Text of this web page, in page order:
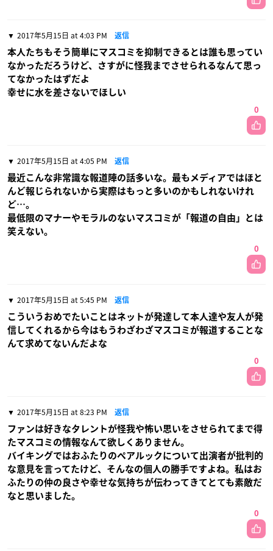
2017年5月15日 at 4:03 PM 返信
本人たちもそう簡単にマスコミを抑制できるとは誰も思ってい
なかっただろうけど、さすがに怪我までさせられるなんて思っ
てなかったはずだよ
幸せに水を差さないでほしい
0
2017年5月15日 at 4:05 PM 返信
最近こんな非常識な報道陣の話多いな。最もメディアではほと
んど報じられないから実際はもっと多いのかもしれないけれ
ど…。
最低限のマナーやモラルのないマスコミが「報道の自由」とは
笑えない。
0
2017年5月15日 at 5:45 PM 返信
こういうおめでたいことはネットが発達して本人達や友人が発
信してくれるから今はもうわざわざマスコミが報道することな
んて求めてないんだよな
0
2017年5月15日 at 8:23 PM 返信
ファンは好きなタレントが怪我や怖い思いをさせられてまで得
たマスコミの情報なんて欲しくありません。
バイキングではおふたりのペアルックについて出演者が批判的
な意見を言ってたけど、そんなの個人の勝手ですよね。私はお
ふたりの仲の良さや幸せな気持ちが伝わってきてとても素敵だ
なと思いました。
0